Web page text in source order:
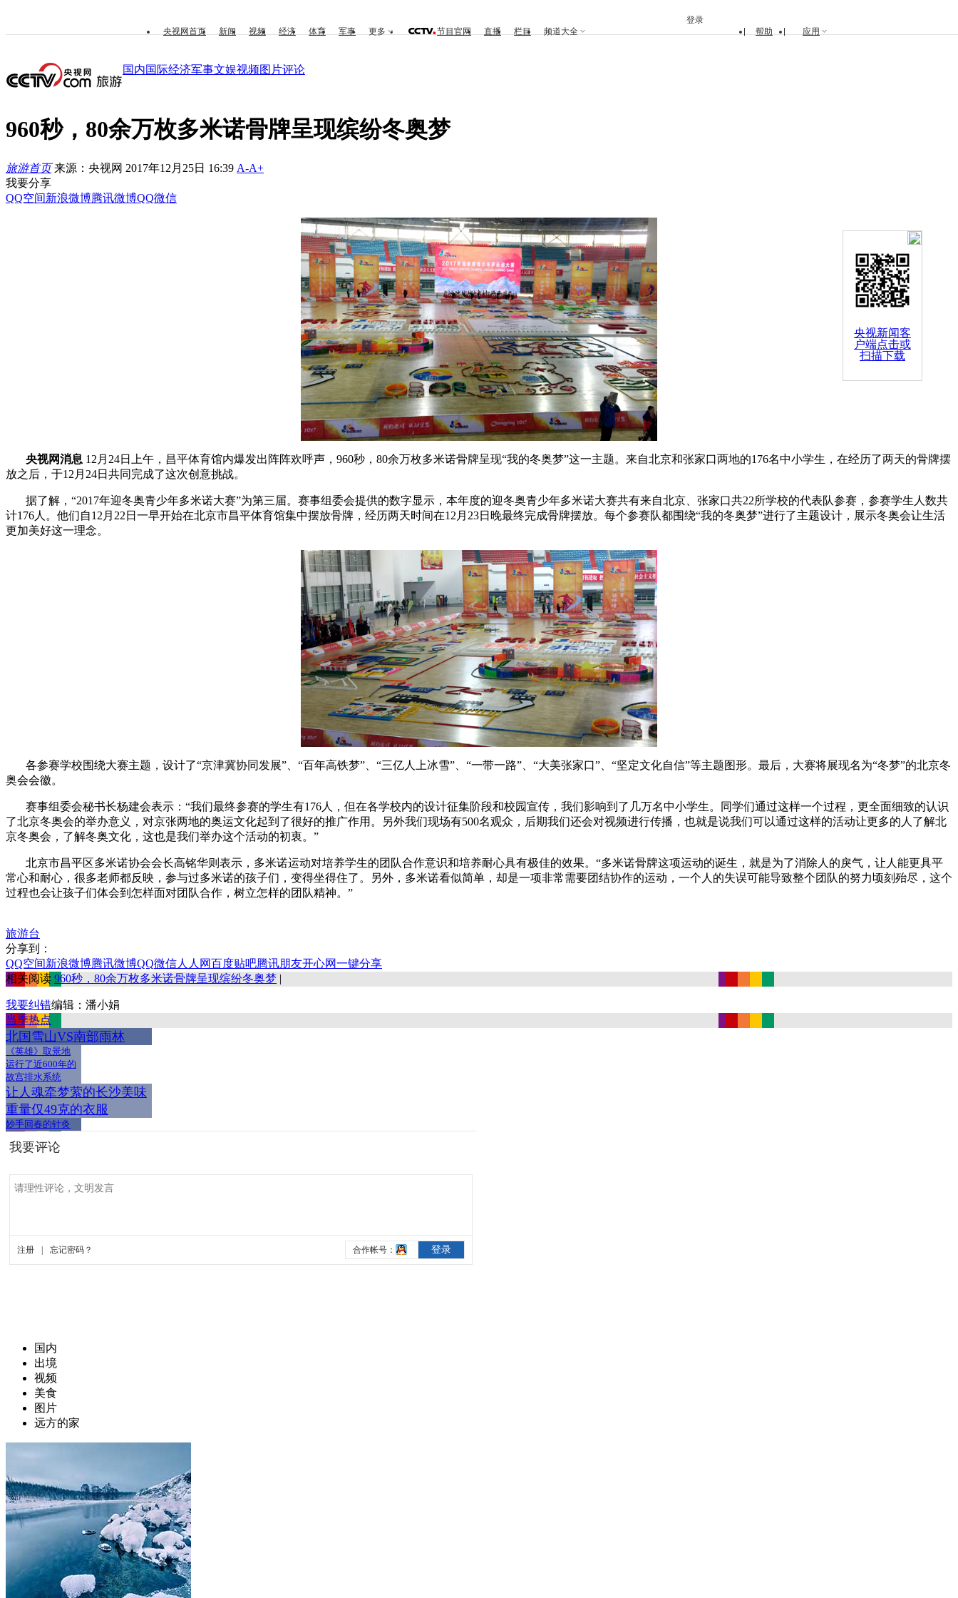
央视新闻客
户端点击或
扫描下载
央视网首页 新闻 视频 经济 体育 军事 更多 节目官网 直播 栏目 频道大全 帮助 应用
登录
国内国际经济军事文娱视频图片评论
960秒，80余万枚多米诺骨牌呈现缤纷冬奥梦
旅游首页 来源：央视网 2017年12月25日 16:39 A-A+
我要分享
QQ空间新浪微博腾讯微博QQ微信
央视网消息 12月24日上午，昌平体育馆内爆发出阵阵欢呼声，960秒，80余万枚多米诺骨牌呈现“我的冬奥梦”这一主题。来自北京和张家口两地的176名中小学生，在经历了两天的骨牌摆
放之后，于12月24日共同完成了这次创意挑战。
据了解，“2017年迎冬奥青少年多米诺大赛”为第三届。赛事组委会提供的数字显示，本年度的迎冬奥青少年多米诺大赛共有来自北京、张家口共22所学校的代表队参赛，参赛学生人数共
计176人。他们自12月22日一早开始在北京市昌平体育馆集中摆放骨牌，经历两天时间在12月23日晚最终完成骨牌摆放。每个参赛队都围绕“我的冬奥梦”进行了主题设计，展示冬奥会让生活
更加美好这一理念。
各参赛学校围绕大赛主题，设计了“京津冀协同发展”、“百年高铁梦”、“三亿人上冰雪”、“一带一路”、“大美张家口”、“坚定文化自信”等主题图形。最后，大赛将展现名为“冬梦”的北京冬
奥会会徽。
赛事组委会秘书长杨建会表示：“我们最终参赛的学生有176人，但在各学校内的设计征集阶段和校园宣传，我们影响到了几万名中小学生。同学们通过这样一个过程，更全面细致的认识
了北京冬奥会的举办意义，对京张两地的奥运文化起到了很好的推广作用。另外我们现场有500名观众，后期我们还会对视频进行传播，也就是说我们可以通过这样的活动让更多的人了解北
京冬奥会，了解冬奥文化，这也是我们举办这个活动的初衷。”
北京市昌平区多米诺协会会长高铭华则表示，多米诺运动对培养学生的团队合作意识和培养耐心具有极佳的效果。“多米诺骨牌这项运动的诞生，就是为了消除人的戾气，让人能更具平
常心和耐心，很多老师都反映，参与过多米诺的孩子们，变得坐得住了。另外，多米诺看似简单，却是一项非常需要团结协作的运动，一个人的失误可能导致整个团队的努力顷刻殆尽，这个
过程也会让孩子们体会到怎样面对团队合作，树立怎样的团队精神。”
旅游台
分享到：
QQ空间新浪微博腾讯微博QQ微信人人网百度贴吧腾讯朋友开心网一键分享
相关阅读 960秒，80余万枚多米诺骨牌呈现缤纷冬奥梦 |
我要纠错编辑：潘小娟
当季热点
北国雪山VS南部雨林
《英雄》取景地
运行了近600年的
故宫排水系统
让人魂牵梦萦的长沙美味
重量仅49克的衣服
妙手回春的针灸
国内
出境
视频
美食
图片
远方的家